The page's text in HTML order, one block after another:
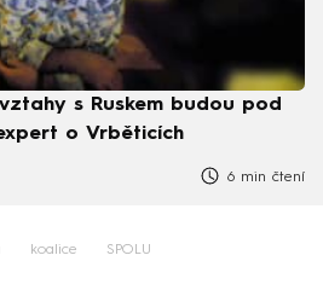
s Ruskem budou pod
o Vrběticích
6 min čtení
koalice SPOLU